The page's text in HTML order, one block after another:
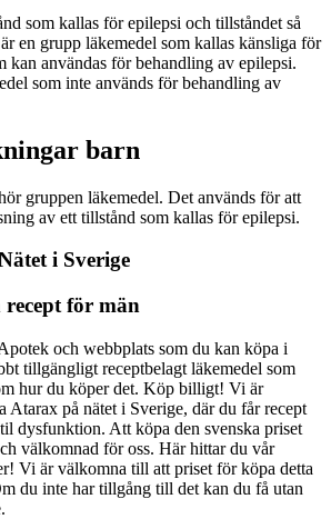
som kallas för epilepsi och tillståndet så
en grupp läkemedel som kallas känsliga för
kan användas för behandling av epilepsi.
som inte används för behandling av
barn
gruppen läkemedel. Det används för att
av ett tillstånd som kallas för epilepsi.
i Sverige
för män
och webbplats som du kan köpa i
tillgängligt receptbelagt läkemedel som
hur du köper det. Köp billigt! Vi är
Atarax på nätet i Sverige, där du får recept
dysfunktion. Att köpa den svenska priset
välkomnad för oss. Här hittar du vår
Vi är välkomna till att priset för köpa detta
du inte har tillgång till det kan du få utan